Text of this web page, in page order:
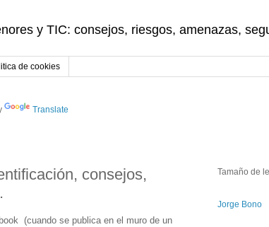
y TIC: consejos, riesgos, amenazas,
de cookies
Translate
consejos,
(cuando se publica en el muro de un
Tamaño de
Jorge Bono